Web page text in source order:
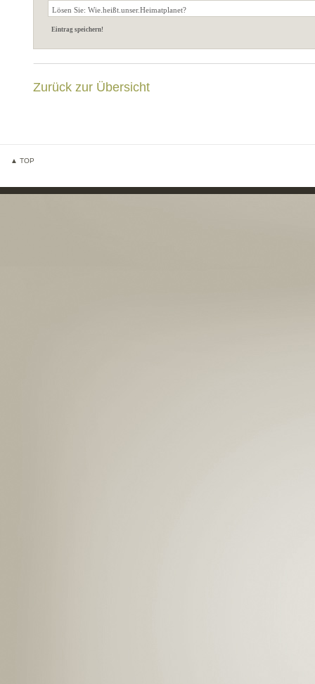
Zurück zur Übersicht
▲ TOP